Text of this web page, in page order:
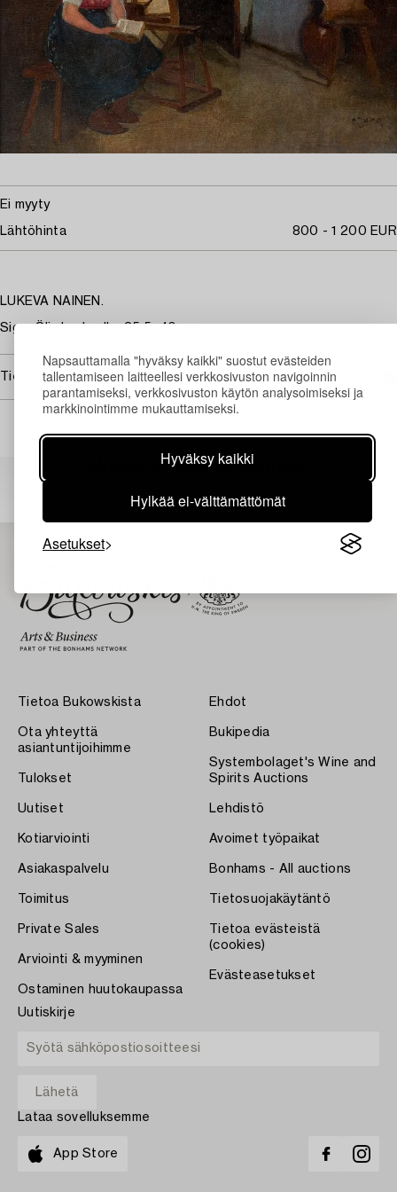
Napsauttamalla "hyväksy kaikki" suostut evästeiden
tallentamiseen laitteellesi verkkosivuston navigoinnin
parantamiseksi, verkkosivuston käytön analysoimiseksi ja
markkinointimme mukauttamiseksi.
Hyväksy kaikki
Hylkää ei-välttämättömät
Asetukset
Ei myyty
Lähtöhinta 800 - 1 200 EUR
LUKEVA NAINEN.
Sign. Öljy kankaalle, 35,5x40 cm.
Tietoa ostamisesta
Muiden katsomia kohteita
Tietoa Bukowskista
Ota yhteyttä
asiantuntijoihimme
Tulokset
Uutiset
Kotiarviointi
Asiakaspalvelu
Toimitus
Private Sales
Arviointi & myyminen
Ostaminen huutokaupassa
Ehdot
Bukipedia
Systembolaget's Wine and
Spirits Auctions
Lehdistö
Avoimet työpaikat
Bonhams - All auctions
Tietosuojakäytäntö
Tietoa evästeistä
(cookies)
Evästeasetukset
Uutiskirje
Lataa sovelluksemme
App Store